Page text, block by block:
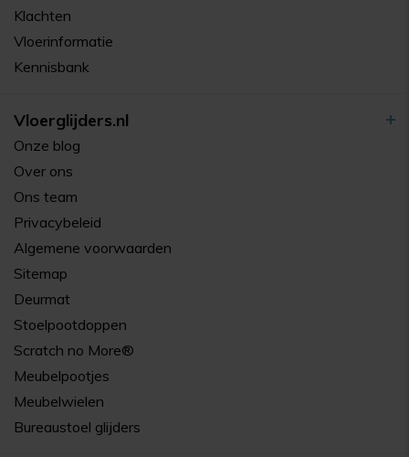
Klachten
Vloerinformatie
Kennisbank
Vloerglijders.nl
Onze blog
Over ons
Ons team
Privacybeleid
Algemene voorwaarden
Sitemap
Deurmat
Stoelpootdoppen
Scratch no More®
Meubelpootjes
Meubelwielen
Bureaustoel glijders